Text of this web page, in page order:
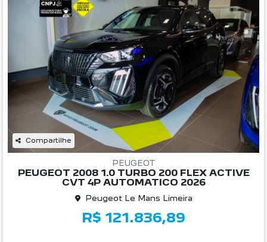
Compartilhe
PEUGEOT
PEUGEOT 2008 1.0 TURBO 200 FLEX ACTIVE
CVT 4P AUTOMATICO 2026
Peugeot Le Mans Limeira
R$ 121.836,89